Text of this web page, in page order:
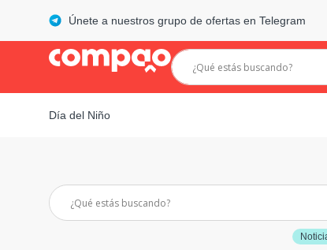
Únete a nuestros grupo de ofertas en Telegram
Día del Niño